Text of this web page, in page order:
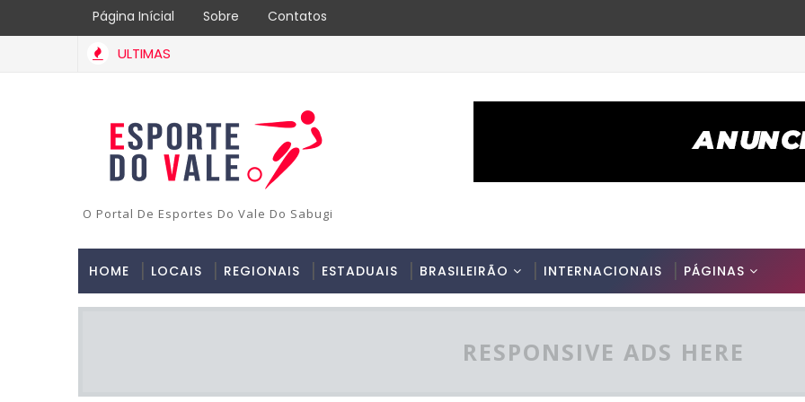
Página Inícial Sobre Contatos
ULTIMAS
O Portal De Esportes Do Vale Do Sabugi
HOME LOCAIS REGIONAIS ESTADUAIS BRASILEIRÃO INTERNACIONAIS PÁGINAS
RESPONSIVE ADS HERE